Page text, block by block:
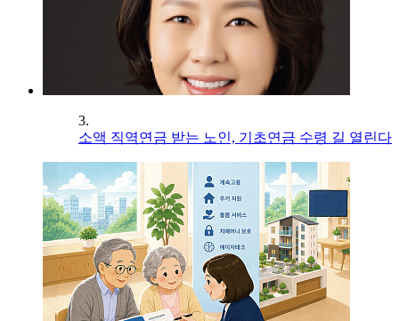
3.
소액 직역연금 받는 노인, 기초연금 수령 길 열린다